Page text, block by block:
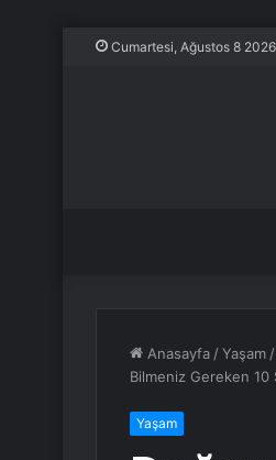
Cumartesi, Ağustos 8 2026
Anasayfa /Yaşam /
Bilmeniz Gereken 10
Yaşam